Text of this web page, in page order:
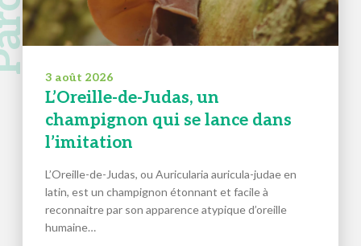
3 août 2026
L’Oreille-de-Judas, un
champignon qui se lance dans
l’imitation
L’Oreille-de-Judas, ou Auricularia auricula-judae en
latin, est un champignon étonnant et facile à
reconnaitre par son apparence atypique d’oreille
humaine…